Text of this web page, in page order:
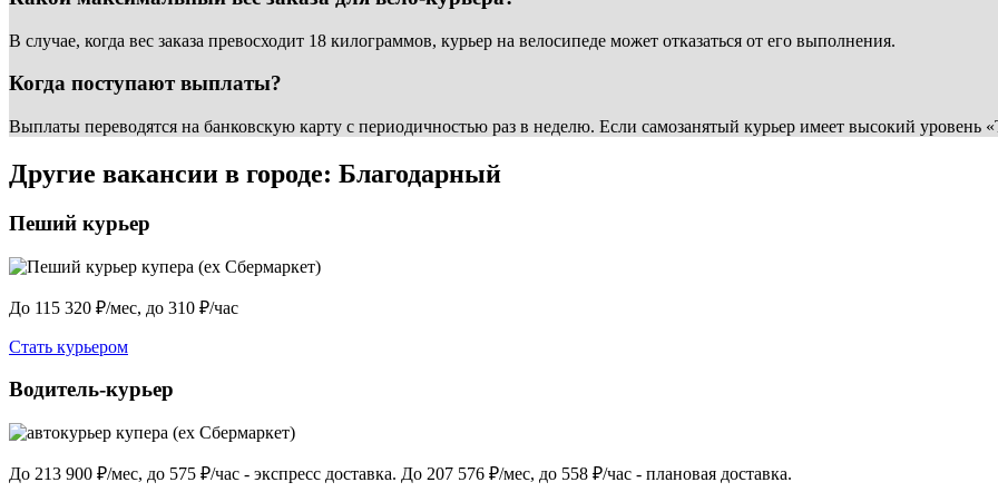
В случае, когда вес заказа превосходит 18 килограммов, курьер на велосипеде может отказаться от его выполнения.
Когда поступают выплаты?
Выплаты переводятся на банковскую карту с периодичностью раз в неделю. Если самозанятый курьер имеет высокий уровень
Другие вакансии в городе: Благодарный
Пеший курьер
До 115 320 ₽/мес, до 310 ₽/час
Стать курьером
Водитель-курьер
До 213 900 ₽/мес, до 575 ₽/час - экспресс доставка. До 207 576 ₽/мес, до 558 ₽/час - плановая доставка.